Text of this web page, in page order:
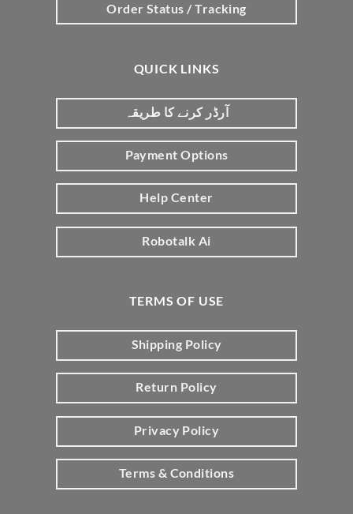
Order Status / Tracking
QUICK LINKS
آرڈر کرنے کا طریقہ
Payment Options
Help Center
Robotalk Ai
TERMS OF USE
Shipping Policy
Return Policy
Privacy Policy
Terms & Conditions